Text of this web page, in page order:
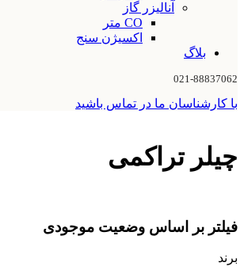
آنالیزر گاز
CO متر
اکسیژن سنج
بلاگ
021-88837062
با کارشناسان ما در تماس باشید
چیلر تراکمی
فیلتر بر اساس وضعیت موجودی
برند